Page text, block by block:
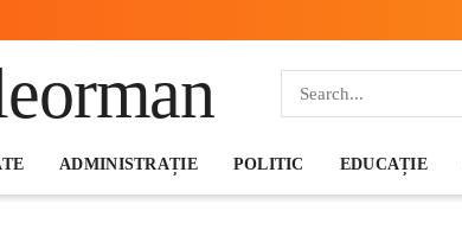
ADMINISTRAȚIE POLITIC EDUCAȚIE